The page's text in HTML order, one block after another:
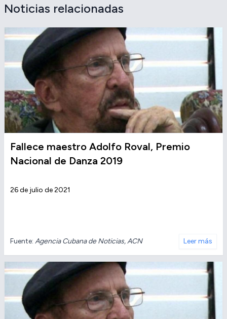
Noticias relacionadas
Fallece maestro Adolfo Roval, Premio
Nacional de Danza 2019
26 de julio de 2021
Fuente: Agencia Cubana de Noticias, ACN Leer más